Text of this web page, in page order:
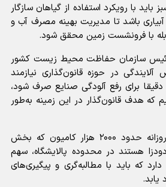
با رویکرد استفاده از گیاهان سازگار
باشد تا مدیریت بهینه مصرف آب و
با فرونشست زمین محقق شود.
سازمان حفاظت محیط زیست کشور
در حوزه قانون‌گذاری نیازمند
برای رفع آلودگی صنایع صرف شود،
که هدف قانون‌گذار در این زمینه به‌طور
انصاری ادامه داد: تردد روزانه حدود ۲۰۰۰ هزار کامیون که بخش
هستند در محدوده پالایشگاه، سهم
که باید با مطالبه‌گری و پیگیری‌های
یابد.